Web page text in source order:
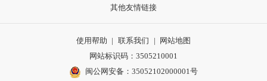
其他友情链接
使用帮助 | 联系我们 | 网站地图
网站标识码：3505210001
闽公网安备：35052102000001号